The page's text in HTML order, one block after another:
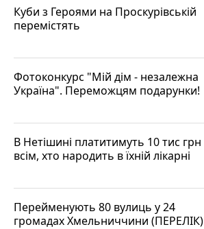
Куби з Героями на Проскурівській
перемістять
Фотоконкурс "Мій дім - незалежна
Україна". Переможцям подарунки!
В Нетішині платитимуть 10 тис грн
всім, хто народить в їхній лікарні
Перейменують 80 вулиць у 24
громадах Хмельниччини (ПЕРЕЛІК)